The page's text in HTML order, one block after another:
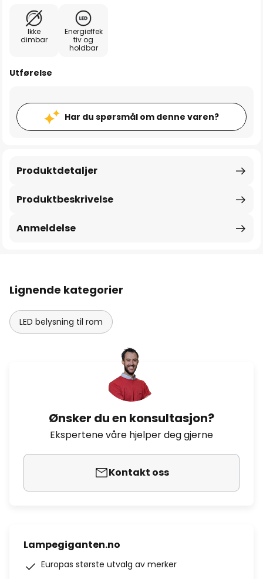
Ikke
dimbar
Energieffek
tiv og
holdbar
Utførelse
Har du spørsmål om denne varen?
Produktbeskrivelse
Produktdetaljer
Anmeldelse
Lignende kategorier
LED belysning til rom
Ønsker du en konsultasjon?
Ekspertene våre hjelper deg gjerne
Kontakt oss
Lampegiganten.no
Europas største utvalg av merker